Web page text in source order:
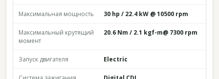
Максимальная мощность 30 hp / 22.4 kW @ 10500 rpm
Максимальный крутящий
момент
20.6 Nm / 2.1 kgf-m@ 7300 rpm
Запуск двигателя Electric